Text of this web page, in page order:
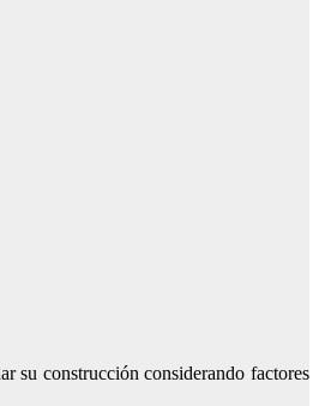
su construcción considerando factores